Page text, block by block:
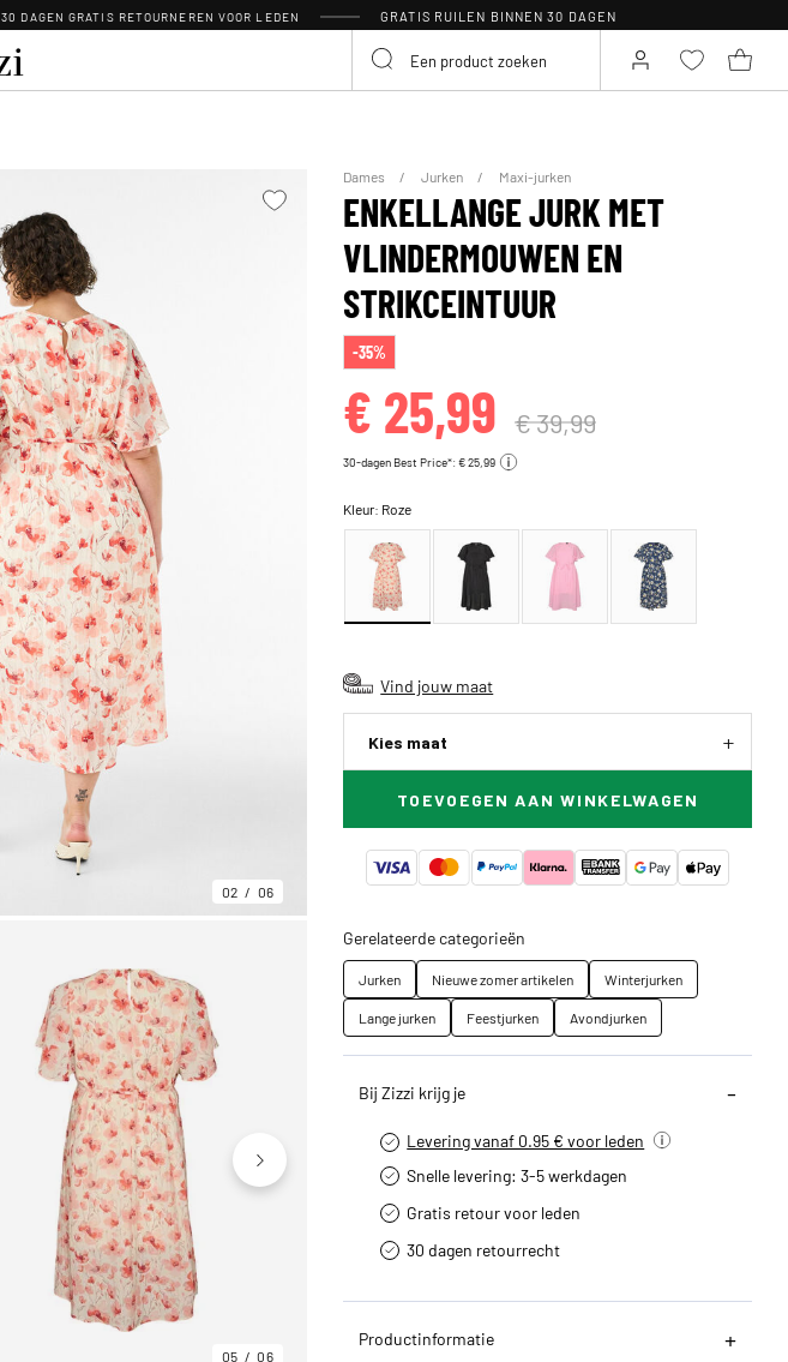
30 DAGEN GRATIS RETOURNEREN VOOR LEDEN GRATIS RUILEN BINNEN 30 DAGEN
02 06
05 06
Dames Jurken Maxi-jurken
ENKELLANGE JURK MET
VLINDERMOUWEN EN
STRIKCEINTUUR
-35%
€ 25,99 € 39,99
30-dagen Best Price*: € 25,99
Kleur: Roze
Vind jouw maat
Kies maat
TOEVOEGEN AAN WINKELWAGEN
Gerelateerde categorieën
Jurken Nieuwe zomer artikelen
Winterjurken
Lange jurken
Feestjurken Avondjurken
Bij Zizzi krijg je
Levering vanaf 0.95 € voor leden
Snelle levering: 3-5 werkdagen
Gratis retour voor leden
30 dagen retourrecht­
Productinformatie